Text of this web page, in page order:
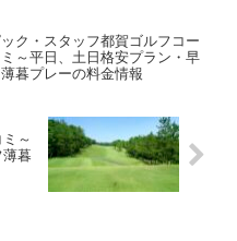
ク・スタッフ都賀ゴルフコー
～平日、土日格安プラン・早
暮プレーの料金情報
～
暮